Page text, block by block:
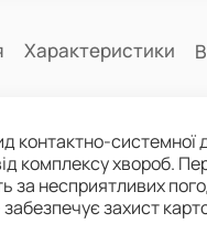
Характеристики
контактно-системної
комплексу хвороб.
за несприятливих
захист